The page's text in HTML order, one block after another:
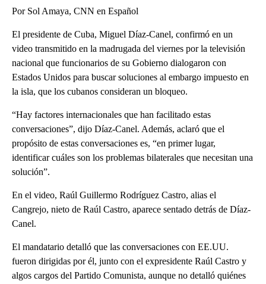
Por Sol Amaya, CNN en Español
El presidente de Cuba, Miguel Díaz-Canel, confirmó en un
video transmitido en la madrugada del viernes por la televisión
nacional que funcionarios de su Gobierno dialogaron con
Estados Unidos para buscar soluciones al embargo impuesto en
la isla, que los cubanos consideran un bloqueo.
“Hay factores internacionales que han facilitado estas
conversaciones”, dijo Díaz-Canel. Además, aclaró que el
propósito de estas conversaciones es, “en primer lugar,
identificar cuáles son los problemas bilaterales que necesitan una
solución”.
En el video, Raúl Guillermo Rodríguez Castro, alias el
Cangrejo, nieto de Raúl Castro, aparece sentado detrás de Díaz-
Canel.
El mandatario detalló que las conversaciones con EE.UU.
fueron dirigidas por él, junto con el expresidente Raúl Castro y
algos cargos del Partido Comunista, aunque no detalló quiénes